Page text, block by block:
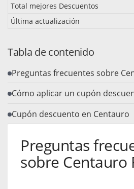
Total mejores Descuentos
Última actualización
Tabla de contenido
Preguntas frecuentes sobre
Cómo aplicar un cupón
Cupón descuento en Centauro
Preguntas
sobre Centauro